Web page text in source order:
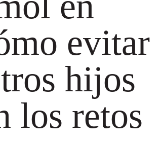
evitar
hijos
los retos